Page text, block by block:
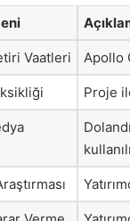
Vaatleri Apollo
Proje